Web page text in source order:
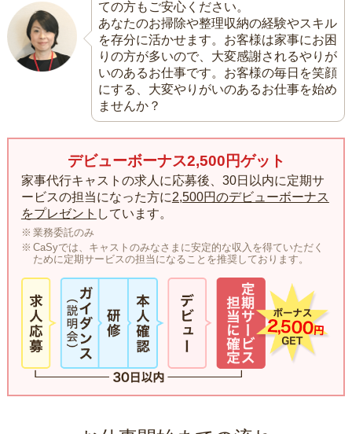
ての方もご安心ください。
あなたのお掃除や整理収納の経験やスキル
を存分に活かせます。お客様は家事にお困
りの方が多いので、大変感謝されるやりが
いのあるお仕事です。お客様の毎日を笑顔
にする、大変やりがいのあるお仕事を始め
ませんか？
デビューボーナス2,500円ゲット
家事代行キャストの求人に応募後、30日以内に定期サ
ービスの担当になった方に2,500円のデビューボーナス
をプレゼント しています。
業務委託のみ
CaSyでは、キャストのみなさまに安定的な収入を得ていただく
ために定期サービスの担当になることを推奨しております。